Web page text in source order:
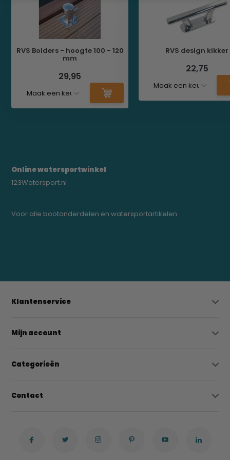
RVS Bolders - hoogte 100 - 120
mm
29,95
RVS design kikker
22,75
Online watersportwinkel
123Watersport.nl
Voor alle bootonderdelen en watersportartikelen
Klantenservice
Mijn account
Categorieën
Contact